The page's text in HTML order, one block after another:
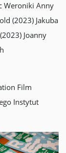
Weroniki Anny
(2023) Jakuba
Joanny
Film
Instytut